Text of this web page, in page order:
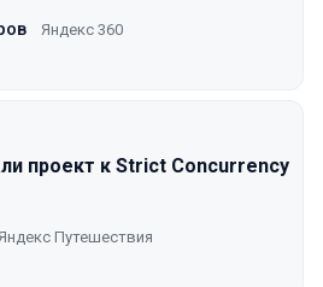
Яндекс 360
проект к Strict Concurrency
Яндекс Путешествия